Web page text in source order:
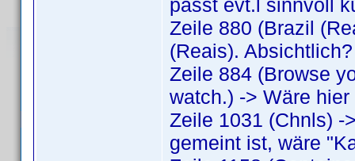
passt evt.l sinnvoll
Zeile 880 (Brazil
(Reais). Absichtlich?
Zeile 884 (Browse
watch.) -> Wäre
Zeile 1031 (Chnls) -
gemeint ist, wäre